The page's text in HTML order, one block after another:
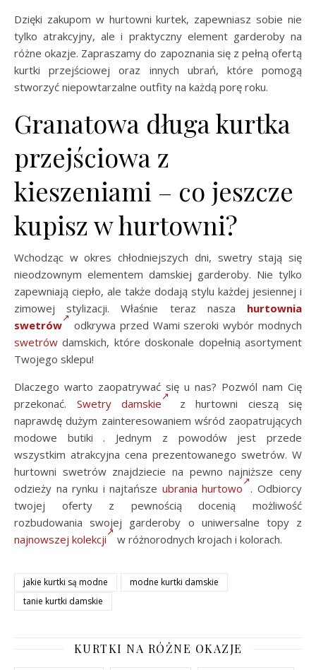
Dzięki zakupom w hurtowni kurtek, zapewniasz sobie nie
tylko atrakcyjny, ale i praktyczny element garderoby na
różne okazje. Zapraszamy do zapoznania się z pełną ofertą
kurtki przejściowej oraz innych ubrań, które pomogą
stworzyć niepowtarzalne outfity na każdą porę roku.
Granatowa długa kurtka
przejściowa z
kieszeniami – co jeszcze
kupisz w hurtowni?
Wchodząc w okres chłodniejszych dni, swetry stają się
nieodzownym elementem damskiej garderoby. Nie tylko
zapewniają ciepło, ale także dodają stylu każdej jesiennej i
zimowej stylizacji. Właśnie teraz nasza hurtownia
swetrów
odkrywa przed Wami szeroki wybór modnych
swetrów damskich, które doskonale dopełnią asortyment
Twojego sklepu!
Dlaczego warto zaopatrywać się u nas? Pozwól nam Cię
przekonać. Swetry damskie
z hurtowni cieszą się
naprawdę dużym zainteresowaniem wśród zaopatrujących
modowe butiki . Jednym z powodów jest przede
wszystkim atrakcyjna cena prezentowanego swetrów. W
hurtowni swetrów znajdziecie na pewno najniższe ceny
odzieży na rynku i najtańsze ubrania hurtowo
. Odbiorcy
twojej oferty z pewnością docenią możliwość
rozbudowania swojej garderoby o uniwersalne topy z
najnowszej kolekcji
w różnorodnych krojach i kolorach.
jakie kurtki są modne
modne kurtki damskie
tanie kurtki damskie
KURTKI NA RÓŻNE OKAZJE